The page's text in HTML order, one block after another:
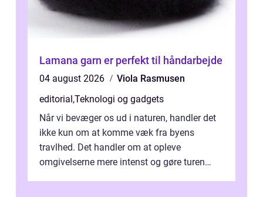
Lamana garn er perfekt til håndarbejde
04 august 2026
Viola Rasmusen
editorial ,Teknologi og gadgets
Når vi bevæger os ud i naturen, handler det
ikke kun om at komme væk fra byens
travlhed. Det handler om at opleve
omgivelserne mere intenst og gøre turen